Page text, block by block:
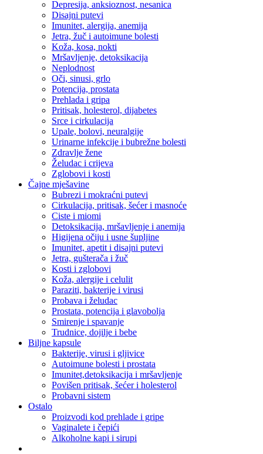
Depresija, anksioznost, nesanica
Disajni putevi
Imunitet, alergija, anemija
Jetra, žuč i autoimune bolesti
Koža, kosa, nokti
Mršavljenje, detoksikacija
Neplodnost
Oči, sinusi, grlo
Potencija, prostata
Prehlada i gripa
Pritisak, holesterol, dijabetes
Srce i cirkulacija
Upale, bolovi, neuralgije
Urinarne infekcije i bubrežne bolesti
Zdravlje žene
Želudac i crijeva
Zglobovi i kosti
Čajne mješavine
Bubrezi i mokraćni putevi
Cirkulacija, pritisak, šećer i masnoće
Ciste i miomi
Detoksikacija, mršavljenje i anemija
Higijena očiju i usne šupljine
Imunitet, apetit i disajni putevi
Jetra, gušterača i žuč
Kosti i zglobovi
Koža, alergije i celulit
Paraziti, bakterije i virusi
Probava i želudac
Prostata, potencija i glavobolja
Smirenje i spavanje
Trudnice, dojilje i bebe
Biljne kapsule
Bakterije, virusi i gljivice
Autoimune bolesti i prostata
Imunitet,detoksikacija i mršavljenje
Povišen pritisak, šećer i holesterol
Probavni sistem
Ostalo
Proizvodi kod prehlade i gripe
Vaginalete i čepići
Alkoholne kapi i sirupi